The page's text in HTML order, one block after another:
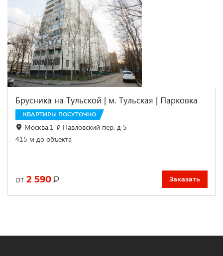
Брусника на Тульской | м. Тульская | Парковка
КВАРТИРЫ ПОСУТОЧНО
Москва,1-й Павловский пер. д 5
415 м до объекта
от 2 590 ₽ Заказать